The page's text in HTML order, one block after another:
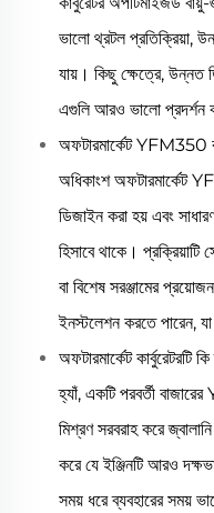
ভালো থ্রটল প্রতিক্রিয়া,
যায়। কিছু ক্ষেত্রে, উন্নত
এগুলি আরও ভালো প্রদর্শন
অফটারমার্কেট YFM350
অধিকাংশ অফটারমার্কেট
ডিজাইন করা হয় এবং
হিসাবে থাকে।
বা বিশেষ সরঞ্জামের
ইনস্টলেশন করতে পারেন,
অফটারমার্কেট কার্বুরেটরটি
হ্যাঁ, একটি পরবর্তী
মিশ্রণ সরবরাহ করে
করে যে ইঞ্জিনটি আরও
সময় ধরে ব্যবহারের সময়